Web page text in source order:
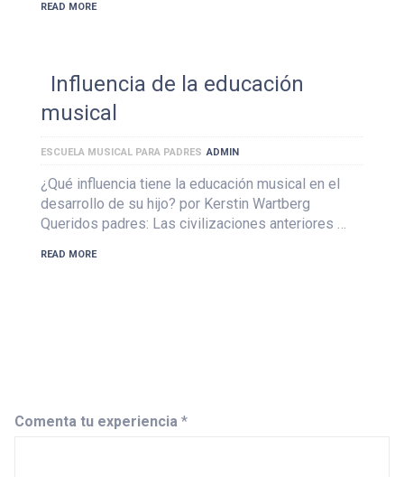
READ MORE
Influencia de la educación
musical
ESCUELA MUSICAL PARA PADRES ADMIN
¿Qué influencia tiene la educación musical en el
desarrollo de su hijo? por Kerstin Wartberg
Queridos padres: Las civilizaciones anteriores …
READ MORE
Comenta tu experiencia *